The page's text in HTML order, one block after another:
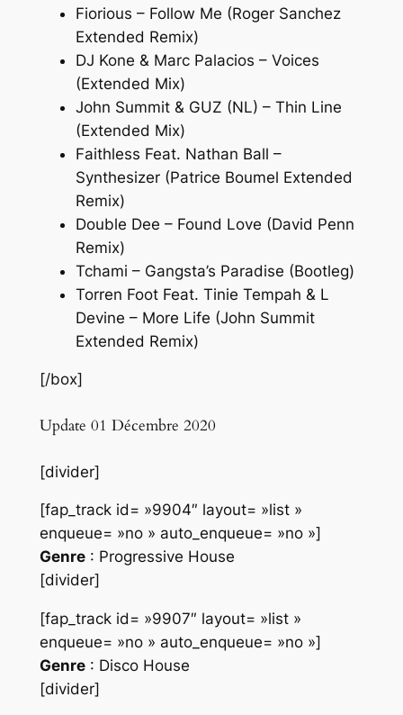
Fiorious – Follow Me (Roger Sanchez
Extended Remix)
DJ Kone & Marc Palacios – Voices
(Extended Mix)
John Summit & GUZ (NL) – Thin Line
(Extended Mix)
Faithless Feat. Nathan Ball –
Synthesizer (Patrice Boumel Extended
Remix)
Double Dee – Found Love (David Penn
Remix)
Tchami – Gangsta’s Paradise (Bootleg)
Torren Foot Feat. Tinie Tempah & L
Devine – More Life (John Summit
Extended Remix)
[/box]
Update 01 Décembre 2020
[divider]
[fap_track id= »9904″ layout= »list »
enqueue= »no » auto_enqueue= »no »]
Genre: Progressive House
[divider]
[fap_track id= »9907″ layout= »list »
enqueue= »no » auto_enqueue= »no »]
Genre: Disco House
[divider]